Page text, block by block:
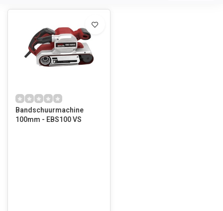
Bandschuurmachine
100mm - EBS100 VS